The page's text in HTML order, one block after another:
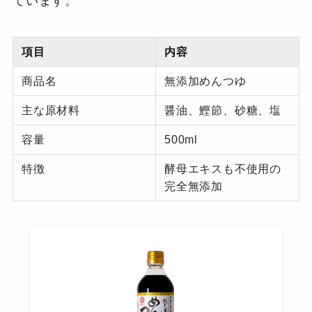
項目 内容
商品名 無添加めんつゆ
主な原材料 醤油、鰹節、砂糖、塩
容量 500ml
特徴
酵母エキスも不使用の
完全無添加